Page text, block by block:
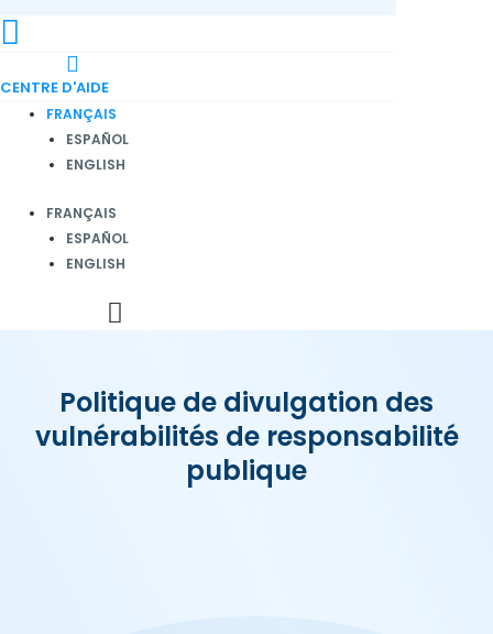
CENTRE D'AIDE
FRANÇAIS
ESPAÑOL
ENGLISH
FRANÇAIS
ESPAÑOL
ENGLISH
Politique de divulgation des
vulnérabilités de responsabilité
publique